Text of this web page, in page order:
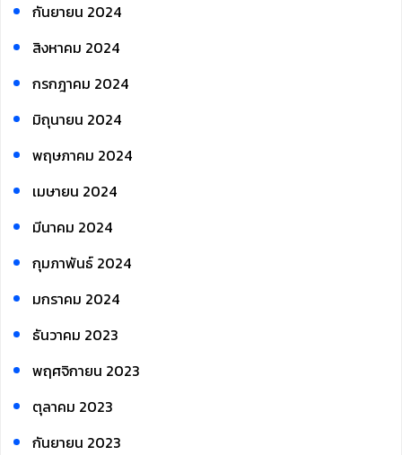
กันยายน 2024
สิงหาคม 2024
กรกฎาคม 2024
มิถุนายน 2024
พฤษภาคม 2024
เมษายน 2024
มีนาคม 2024
กุมภาพันธ์ 2024
มกราคม 2024
ธันวาคม 2023
พฤศจิกายน 2023
ตุลาคม 2023
กันยายน 2023